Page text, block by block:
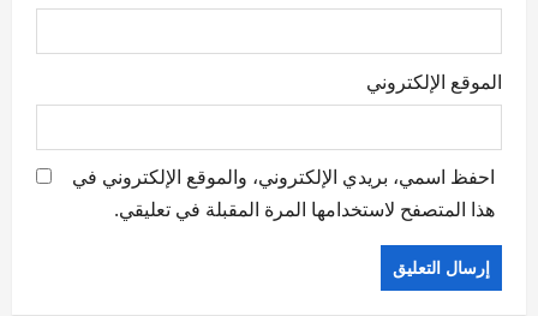
الموقع الإلكتروني
احفظ اسمي، بريدي الإلكتروني، والموقع الإلكتروني في
هذا المتصفح لاستخدامها المرة المقبلة في تعليقي.